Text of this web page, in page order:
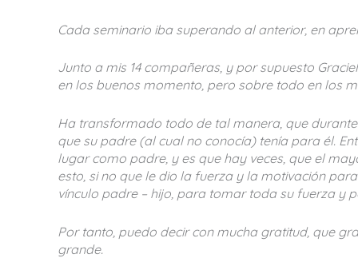
Cada seminario iba superando al anterior, en
Junto a mis 14 compañeras, y por supuesto
en los buenos momento, pero sobre todo en los
Ha transformado todo de tal manera, que
que su padre (al cual no conocía) tenía para él.
lugar como padre, y es que hay veces, que el
esto, si no que le dio la fuerza y la motivación
vínculo padre – hijo, para tomar toda su fuerza y
Por tanto, puedo decir con mucha gratitud, que
grande.